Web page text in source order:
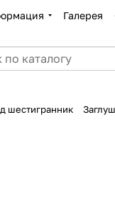
Галерея
шестигранник